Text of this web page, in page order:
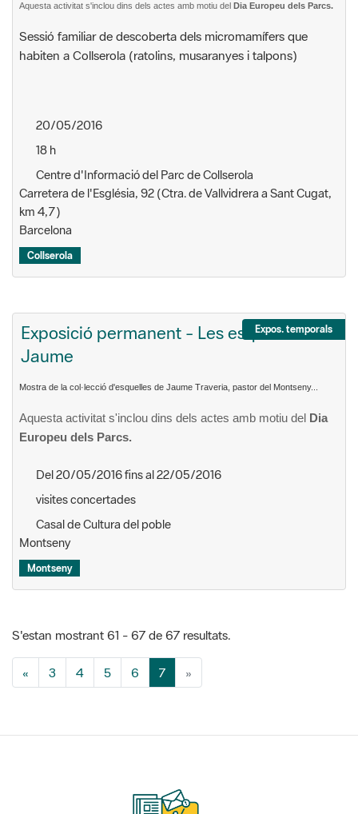
Aquesta activitat s'inclou dins dels actes amb motiu del Dia Europeu dels Parcs.
Sessió familiar de descoberta dels micromamífers que
habiten a Collserola (ratolins, musaranyes i talpons)
20/05/2016
18 h
Centre d'Informació del Parc de Collserola
Carretera de l'Església, 92 (Ctra. de Vallvidrera a Sant Cugat,
km 4,7)
Barcelona
Collserola
Expos. temporals
Exposició permanent - Les esquelles d'en
Jaume
Mostra de la col·lecció d'esquelles de Jaume Traveria, pastor del Montseny...
Aquesta activitat s'inclou dins dels actes amb motiu del Dia
Europeu dels Parcs.
Del 20/05/2016 fins al 22/05/2016
visites concertades
Casal de Cultura del poble
Montseny
Montseny
S'estan mostrant 61 - 67 de 67 resultats.
« 3 4 5 6 7 »